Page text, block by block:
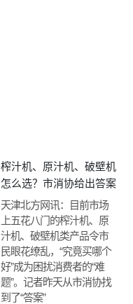
榨汁机、原汁机、破壁机
怎么选？市消协给出答案
天津北方网讯：目前市场
上五花八门的榨汁机、原
汁机、破壁机类产品令市
民眼花缭乱，“究竟买哪个
好”成为困扰消费者的“难
题”。记者昨天从市消协找
到了“答案”